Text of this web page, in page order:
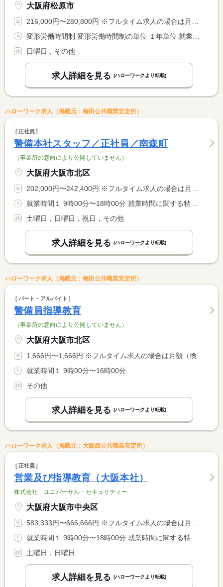
大阪府松原市
216,000円〜280,800円 ※フルタイム求人の場合は月額（換算額）、パート求人の場合は時間額を表示しています。
日曜日，その他
求人詳細を見る (ハローワークより転載)
ハローワーク求人（掲載元：梅田公共職業安定所）
正社員
警備本社スタッフ／正社員／南森町
（事業所の意向により公開していません）
大阪府大阪市北区
202,000円〜242,400円 ※フルタイム求人の場合は月額（換算額）、パート求人の場合は時間額を表示しています。
土曜日，日曜日，祝日，その他
求人詳細を見る (ハローワークより転載)
ハローワーク求人（掲載元：梅田公共職業安定所）
パート・アルバイト
警備員指導教育
（事業所の意向により公開していません）
大阪府大阪市北区
1,666円〜1,666円 ※フルタイム求人の場合は月額（換算額）、パート求人の場合は時間額を表示しています。
就業時間１ 9時00分〜16時00分
その他
求人詳細を見る (ハローワークより転載)
ハローワーク求人（掲載元：大阪西公共職業安定所）
正社員
営業及び指導教育（大阪本社）
株式会社 ユニバーサル・セキュリティー
大阪府大阪市中央区
583,333円〜666,666円 ※フルタイム求人の場合は月額（換算額）、パート求人の場合は時間額を表示しています。
土曜日，日曜日
求人詳細を見る (ハローワークより転載)